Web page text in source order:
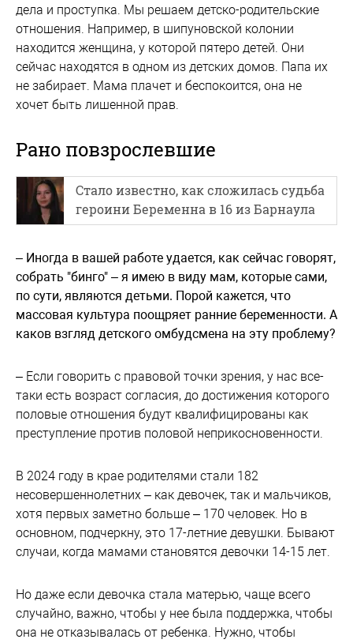
дела и проступка. Мы решаем детско-родительские
отношения. Например, в шипуновской колонии
находится женщина, у которой пятеро детей. Они
сейчас находятся в одном из детских домов. Папа их
не забирает. Мама плачет и беспокоится, она не
хочет быть лишенной прав.
Рано повзрослевшие
Стало известно, как сложилась судьба
героини Беременна в 16 из Барнаула
– Иногда в вашей работе удается, как сейчас говорят,
собрать "бинго" – я имею в виду мам, которые сами,
по сути, являются детьми. Порой кажется, что
массовая культура поощряет ранние беременности. А
каков взгляд детского омбудсмена на эту проблему?
– Если говорить с правовой точки зрения, у нас все-
таки есть возраст согласия, до достижения которого
половые отношения будут квалифицированы как
преступление против половой неприкосновенности.
В 2024 году в крае родителями стали 182
несовершеннолетних – как девочек, так и мальчиков,
хотя первых заметно больше – 170 человек. Но в
основном, подчеркну, это 17-летние девушки. Бывают
случаи, когда мамами становятся девочки 14-15 лет.
Но даже если девочка стала матерью, чаще всего
случайно, важно, чтобы у нее была поддержка, чтобы
она не отказывалась от ребенка. Нужно, чтобы